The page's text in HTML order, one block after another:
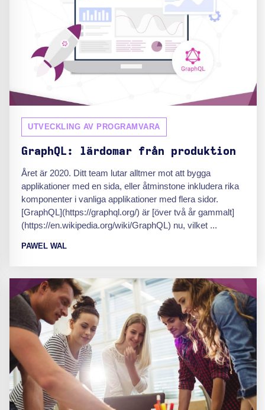
UTVECKLING AV PROGRAMVARA
GraphQL: lärdomar från produktion
Året är 2020. Ditt team lutar alltmer mot att bygga
applikationer med en sida, eller åtminstone inkludera rika
komponenter i vanliga applikationer med flera sidor.
[GraphQL](https://graphql.org/) är [över två år gammalt]
(https://en.wikipedia.org/wiki/GraphQL) nu, vilket ...
PAWEL WAL